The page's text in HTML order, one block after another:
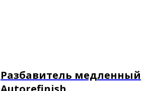
Разбавитель медленный